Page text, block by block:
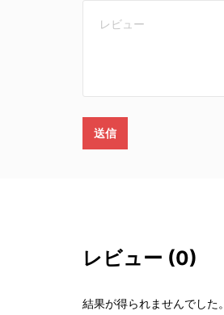
送信
レビュー (0)
結果が得られませんでした。